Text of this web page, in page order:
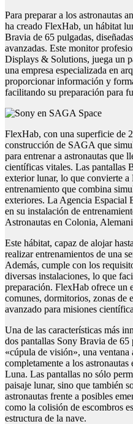
Para preparar a los astronautas
ha creado FlexHab, un hábitat
Bravia de 65 pulgadas,
avanzadas. Este monitor
Displays & Solutions, juega un
una empresa especializada en
proporcionar información y
facilitando su preparación para
FlexHab, con una superficie de
construcción de SAGA que
para entrenar a astronautas que
científicas vitales. Las pantallas
exterior lunar, lo que convierte
entrenamiento que combina
exteriores. La Agencia Espacial
en su instalación de
Astronautas en Colonia,
Este hábitat, capaz de alojar
realizar entrenamientos de una
Además, cumple con los
diversas instalaciones, lo que
preparación. FlexHab ofrece un
comunes, dormitorios, zonas de
avanzado para misiones
Una de las características más
dos pantallas Sony Bravia de 65
«cúpula de visión», una
completamente a los
Luna. Las pantallas no sólo
paisaje lunar, sino que también
astronautas frente a posibles
como la colisión de escombros
estructura de la nave.